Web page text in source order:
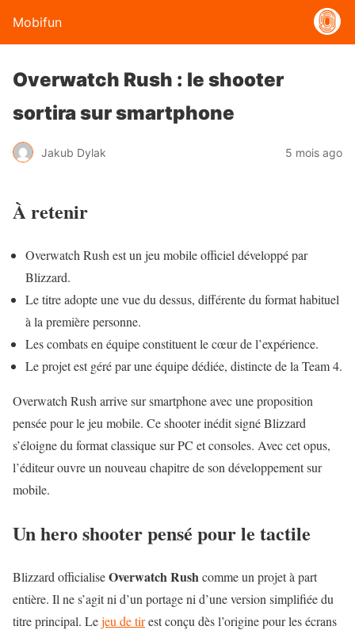
Mobifun
Overwatch Rush : le shooter
sortira sur smartphone
Jakub Dylak 5 mois ago
À retenir
Overwatch Rush est un jeu mobile officiel développé par
Blizzard.
Le titre adopte une vue du dessus, différente du format habituel
à la première personne.
Les combats en équipe constituent le cœur de l’expérience.
Le projet est géré par une équipe dédiée, distincte de la Team 4.
Overwatch Rush arrive sur smartphone avec une proposition
pensée pour le jeu mobile. Ce shooter inédit signé Blizzard
s’éloigne du format classique sur PC et consoles. Avec cet opus,
l’éditeur ouvre un nouveau chapitre de son développement sur
mobile.
Un hero shooter pensé pour le tactile
Blizzard officialiseOverwatch Rushcomme un projet à part
entière. Il ne s’agit ni d’un portage ni d’une version simplifiée du
titre principal. Lejeu de tirest conçu dès l’origine pour les écrans